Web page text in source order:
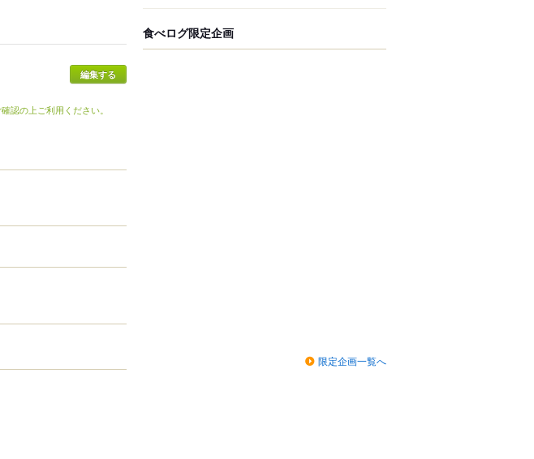
認の上ご利用ください。
食べログ限定企画
限定企画一覧へ